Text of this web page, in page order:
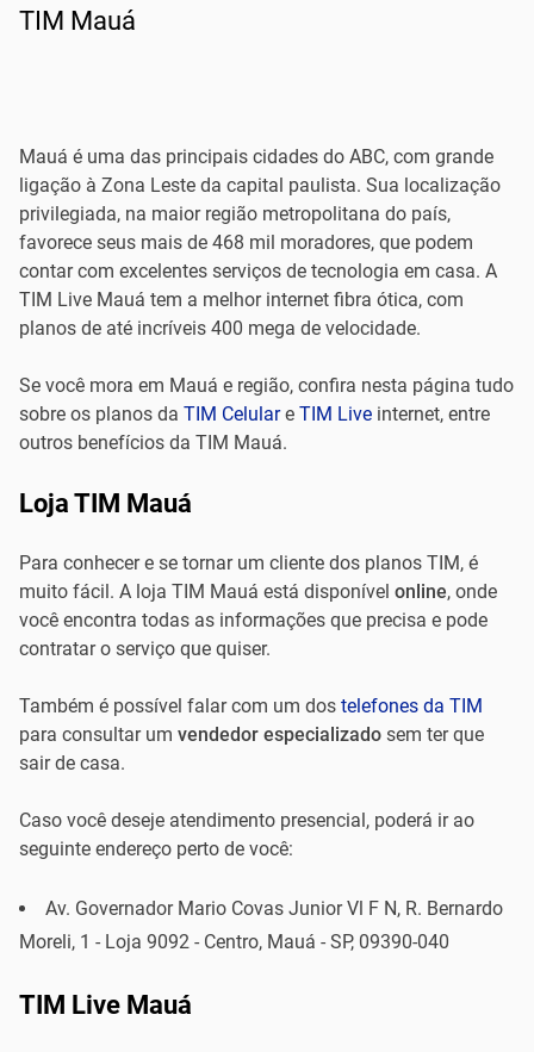
TIM Mauá
Mauá é uma das principais cidades do ABC, com grande
ligação à Zona Leste da capital paulista. Sua localização
privilegiada, na maior região metropolitana do país,
favorece seus mais de 468 mil moradores, que podem
contar com excelentes serviços de tecnologia em casa. A
TIM Live Mauá tem a melhor internet fibra ótica, com
planos de até incríveis 400 mega de velocidade.
Se você mora em Mauá e região, confira nesta página tudo
sobre os planos da TIM Celulare TIM Live internet, entre
outros benefícios da TIM Mauá.
Loja TIM Mauá
Para conhecer e se tornar um cliente dos planos TIM, é
muito fácil. A loja TIM Mauá está disponível online, onde
você encontra todas as informações que precisa e pode
contratar o serviço que quiser.
Também é possível falar com um dos telefones da TIM
para consultar um vendedor especializado sem ter que
sair de casa.
Caso você deseje atendimento presencial, poderá ir ao
seguinte endereço perto de você:
Av. Governador Mario Covas Junior Vl F N, R. Bernardo
Moreli, 1 - Loja 9092 - Centro, Mauá - SP, 09390-040
TIM Live Mauá